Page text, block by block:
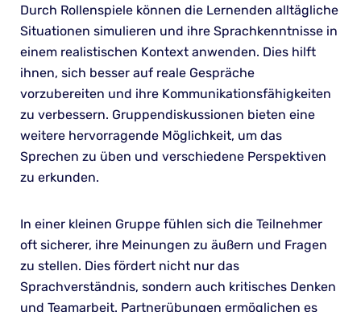
Durch Rollenspiele können die Lernenden alltägliche
Situationen simulieren und ihre Sprachkenntnisse in
einem realistischen Kontext anwenden. Dies hilft
ihnen, sich besser auf reale Gespräche
vorzubereiten und ihre Kommunikationsfähigkeiten
zu verbessern. Gruppendiskussionen bieten eine
weitere hervorragende Möglichkeit, um das
Sprechen zu üben und verschiedene Perspektiven
zu erkunden.
In einer kleinen Gruppe fühlen sich die Teilnehmer
oft sicherer, ihre Meinungen zu äußern und Fragen
zu stellen. Dies fördert nicht nur das
Sprachverständnis, sondern auch kritisches Denken
und Teamarbeit. Partnerübungen ermöglichen es